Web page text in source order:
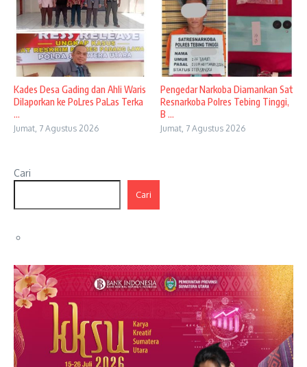
Kades Desa Gading dan Ahli Waris
Dilaporkan ke PoLres PaLas Terka
...
Jumat, 7 Agustus 2026
Pengedar Narkoba Diamankan Sat
Resnarkoba Polres Tebing Tinggi,
B ...
Jumat, 7 Agustus 2026
Cari
Cari